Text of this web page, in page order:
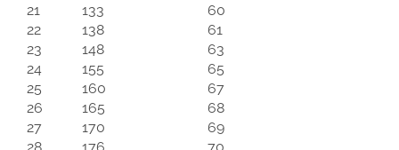
21
133
60
22
138
61
23
148
63
24
155
65
25
160
67
26
165
68
27
170
69